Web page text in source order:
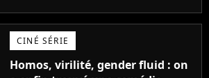
CINÉ SÉRIE
Homos, virilité, gender fluid : on